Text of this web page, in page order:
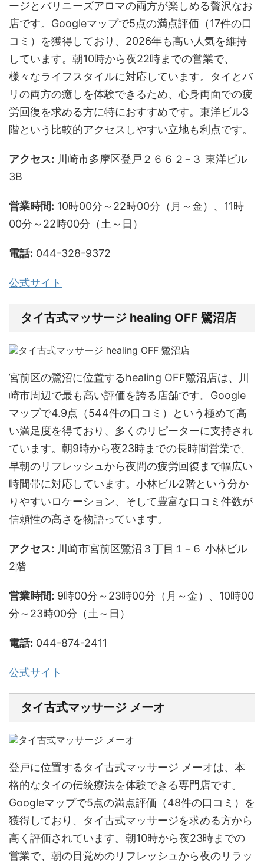
ージとバリニーズアロマの両方が楽しめる贅沢なお
店です。Googleマップで5点の満点評価（17件の口
コミ）を獲得しており、2026年も高い人気を維持
しています。朝10時から夜22時までの営業で、
様々なライフスタイルに対応しています。タイとバ
リの両方の癒しを体験できるため、心身両面での疲
労回復を求める方に特におすすめです。東洋ビル3
階という比較的アクセスしやすい立地も利点です。
アクセス: 川崎市多摩区登戸２６６２−３ 東洋ビル
3B
営業時間: 10時00分～22時00分（月～金）、11時
00分～22時00分（土～日）
電話: 044-328-9372
公式サイト
タイ古式マッサージ healing OFF 鷺沼店
宮前区の鷺沼に位置するhealing OFF鷺沼店は、川
崎市周辺で最も高い評価を誇る店舗です。Google
マップで4.9点（544件の口コミ）という極めて高
い満足度を得ており、多くのリピーターに支持され
ています。朝9時から夜23時までの長時間営業で、
早朝のリフレッシュから夜間の疲労回復まで幅広い
時間帯に対応しています。小林ビル2階という分か
りやすいロケーション、そして豊富な口コミ件数が
信頼性の高さを物語っています。
アクセス: 川崎市宮前区鷺沼３丁目１−６ 小林ビル
2階
営業時間: 9時00分～23時00分（月～金）、10時00
分～23時00分（土～日）
電話: 044-874-2411
公式サイト
タイ古式マッサージ メーオ
登戸に位置するタイ古式マッサージ メーオは、本
格的なタイの伝統療法を体験できる専門店です。
Googleマップで5点の満点評価（48件の口コミ）を
獲得しており、タイ古式マッサージを求める方から
高く評価されています。朝10時から夜23時までの
営業で、朝の目覚めのリフレッシュから夜のリラッ